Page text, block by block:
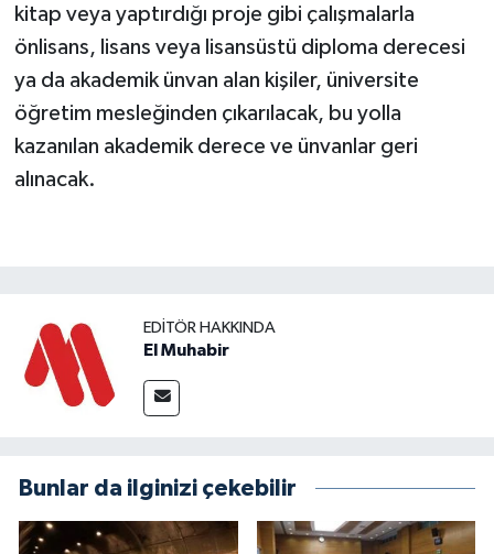
kitap veya yaptırdığı proje gibi çalışmalarla
önlisans, lisans veya lisansüstü diploma derecesi
ya da akademik ünvan alan kişiler, üniversite
öğretim mesleğinden çıkarılacak, bu yolla
kazanılan akademik derece ve ünvanlar geri
alınacak.
EDITÖR HAKKINDA
El Muhabir
Bunlar da ilginizi çekebilir